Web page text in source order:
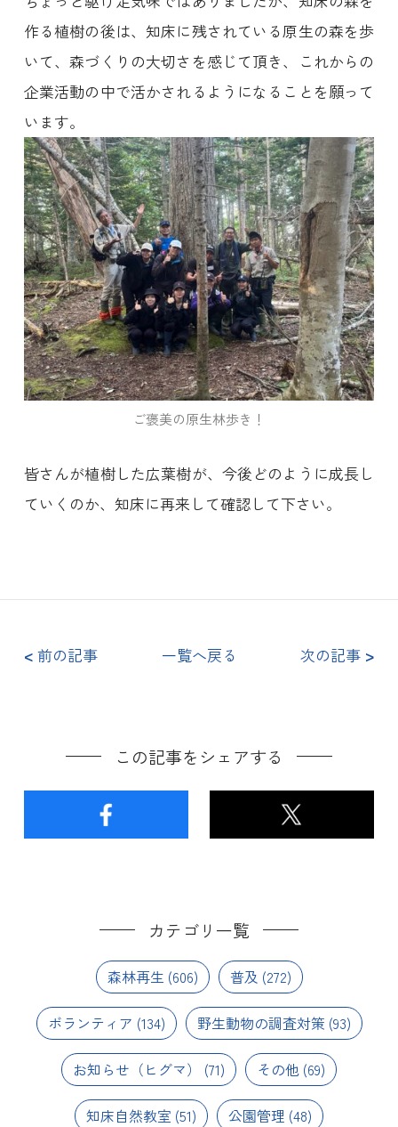
作る植樹の後は、知床に残されている原生の森を歩
いて、森づくりの大切さを感じて頂き、これからの
企業活動の中で活かされるようになることを願って
います。
ご褒美の原生林歩き！
皆さんが植樹した広葉樹が、今後どのように成長し
ていくのか、知床に再来して確認して下さい。
< 前の記事 一覧へ戻る 次の記事 >
この記事をシェアする
カテゴリ一覧
森林再生 (606) 普及 (272)
ボランティア (134) 野生動物の調査対策 (93)
お知らせ（ヒグマ） (71) その他 (69)
知床自然教室 (51) 公園管理 (48)